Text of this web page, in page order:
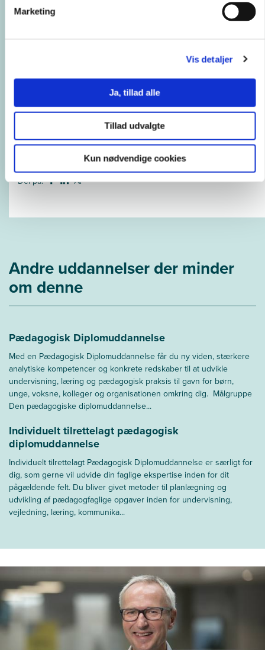
Marketing
Vis detaljer
Ja, tillad alle
Tillad udvalgte
Kun nødvendige cookies
Bekendtgørelse for diplomuddannelser
Pædagogisk praksis
Del på:
Andre uddannelser der minder
om denne
Pædagogisk Diplomuddannelse
Med en Pædagogisk Diplomuddannelse får du ny viden, stærkere
analytiske kompetencer og konkrete redskaber til at udvikle
undervisning, læring og pædagogisk praksis til gavn for børn,
unge, voksne, kolleger og organisationen omkring dig. Målgruppe
Den pædagogiske diplomuddannelse...
Individuelt tilrettelagt pædagogisk
diplomuddannelse
Individuelt tilrettelagt Pædagogisk Diplomuddannelse er særligt for
dig, som gerne vil udvide din faglige ekspertise inden for dit
pågældende felt. Du bliver givet metoder til planlægning og
udvikling af pædagogfaglige opgaver inden for undervisning,
vejledning, læring, kommunika...